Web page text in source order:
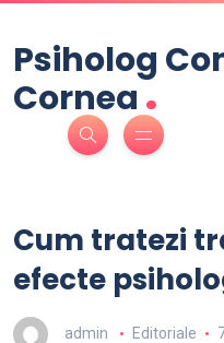
Psiholog
Cornea.
Cum tratezi
efecte
admin Editoriale